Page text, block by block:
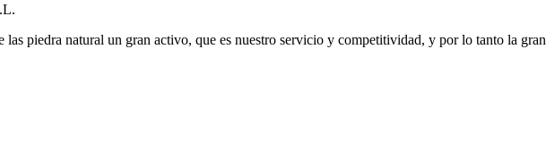
piedra natural un gran activo, que es nuestro servicio y competitividad, y por lo tanto la gran